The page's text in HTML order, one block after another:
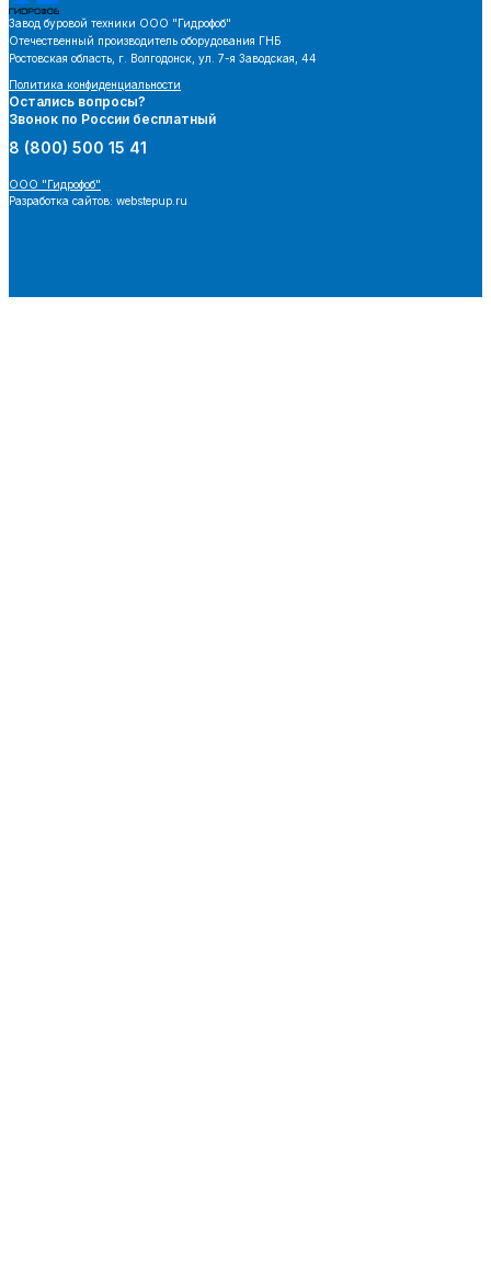
Завод буровой техники ООО "Гидрофоб"
Отечественный производитель оборудования ГНБ
Ростовская область, г. Волгодонск, ул. 7-я Заводская, 44
Политика конфиденциальности
Остались вопросы?
Звонок по России бесплатный
8 (800) 500 15 41
ООО "Гидрофоб"
Разработка сайтов: webstepup.ru